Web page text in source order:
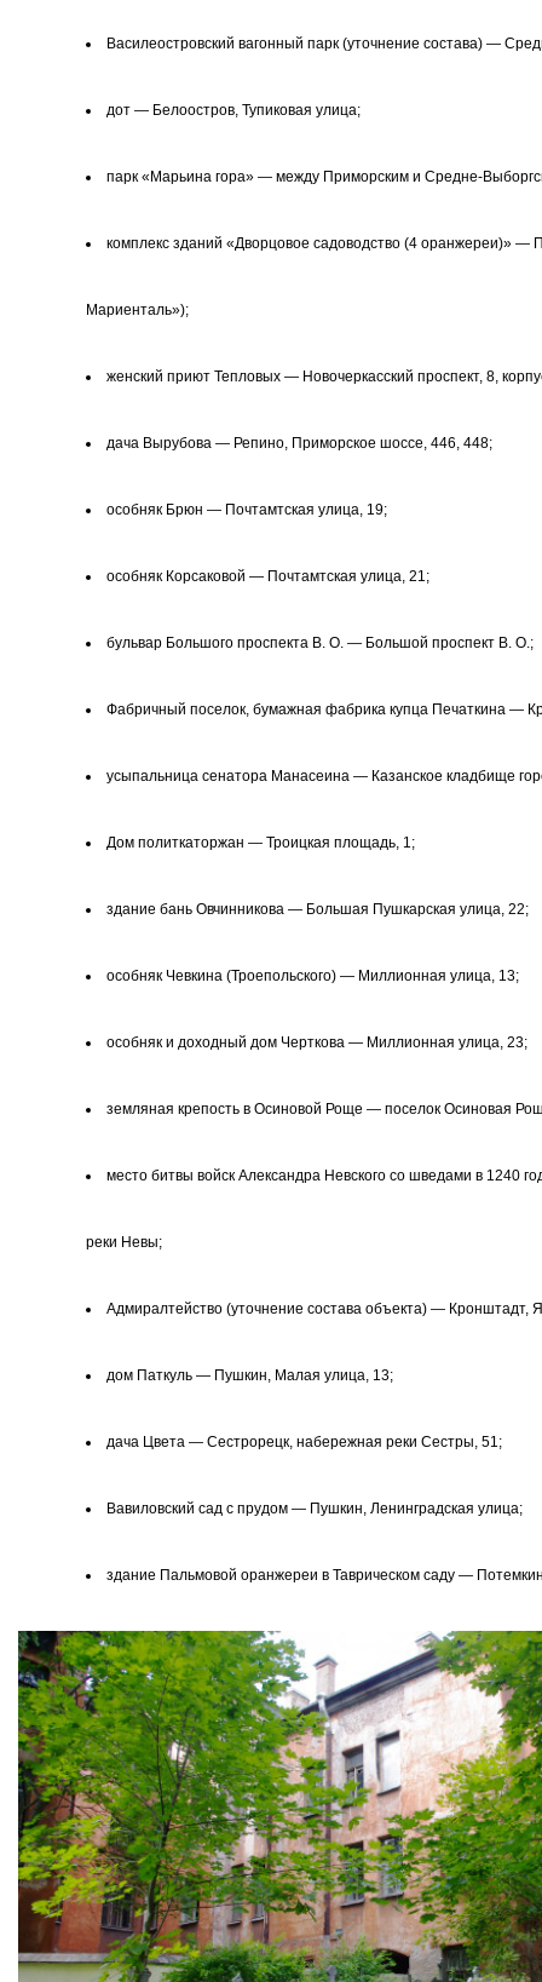
Василеостровский вагонный парк (уточнение состава) —
дот — Белоостров, Тупиковая улица;
парк «Марьина гора» — между Приморским и Средне-
комплекс зданий «Дворцовое садоводство (4 оранжереи)» —
Мариенталь»);
женский приют Тепловых — Новочеркасский проспект, 8,
дача Вырубова — Репино, Приморское шоссе, 446, 448;
особняк Брюн — Почтамтская улица, 19;
особняк Корсаковой — Почтамтская улица, 21;
бульвар Большого проспекта В. О. — Большой проспект В. О.;
Фабричный поселок, бумажная фабрика купца Печаткина —
усыпальница сенатора Манасеина — Казанское кладбище
Дом политкаторжан — Троицкая площадь, 1;
здание бань Овчинникова — Большая Пушкарская улица, 22;
особняк Чевкина (Троепольского) — Миллионная улица, 13;
особняк и доходный дом Черткова — Миллионная улица, 23;
земляная крепость в Осиновой Роще — поселок Осиновая
место битвы войск Александра Невского со шведами в 1240
реки Невы;
Адмиралтейство (уточнение состава объекта) — Кронштадт,
дом Паткуль — Пушкин, Малая улица, 13;
дача Цвета — Сестрорецк, набережная реки Сестры, 51;
Вавиловский сад с прудом — Пушкин, Ленинградская улица;
здание Пальмовой оранжереи в Таврическом саду —